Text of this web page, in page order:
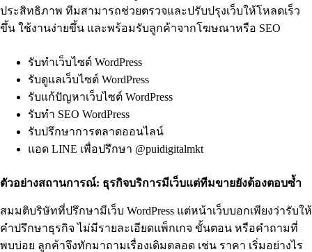
ประสิทธิภาพ ทีมสามารถช่วยตรวจและปรับปรุงเว็บให้โหลดเร็ว
ขึ้น ใช้งานง่ายขึ้น และพร้อมรับลูกค้าจากโฆษณาหรือ SEO
รับทำเว็บไซต์ WordPress
รับดูแลเว็บไซต์ WordPress
รับแก้ปัญหาเว็บไซต์ WordPress
รับทำ SEO WordPress
รับปรึกษาการตลาดออนไลน์
แอด LINE เพื่อปรึกษา @puidigitalmkt
ตัวอย่างสถานการณ์: ธุรกิจบริการมีเว็บแต่ทีมขายยังต้องตอบซ้ำ
สมมติบริษัทที่ปรึกษามีเว็บ WordPress แต่หน้าเว็บบอกเพียงว่ารับให้
คำปรึกษาธุรกิจ ไม่มีรายละเอียดแพ็กเกจ ขั้นตอน หรือคำถามที่
พบบ่อย ลูกค้าจึงทักมาถามเรื่องเดิมตลอด เช่น ราคา เริ่มอย่างไร